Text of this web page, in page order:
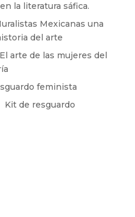
la literatura sáfica.
Mexicanas una
del arte
El arte de las mujeres del
feminista
Kit de resguardo